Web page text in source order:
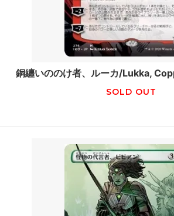
銅纏いののけ者、ルーカ/Lukka,
SOLD OUT